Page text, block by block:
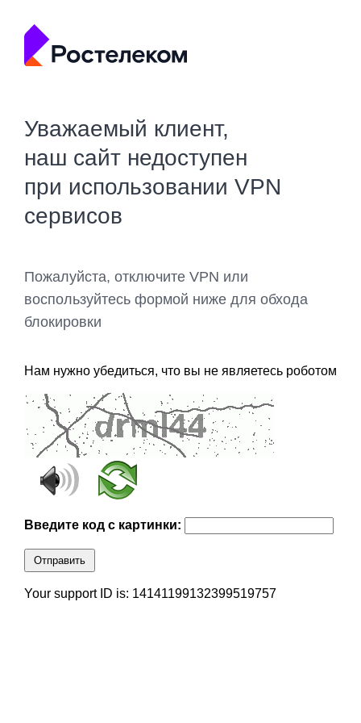
Уважаемый клиент,
наш сайт недоступен
при использовании VPN
сервисов
Пожалуйста, отключите VPN или
воспользуйтесь формой ниже для обхода
блокировки
Нам нужно убедиться, что вы не являетесь роботом
Введите код с картинки:
Отправить
Your support ID is: 14141199132399519757